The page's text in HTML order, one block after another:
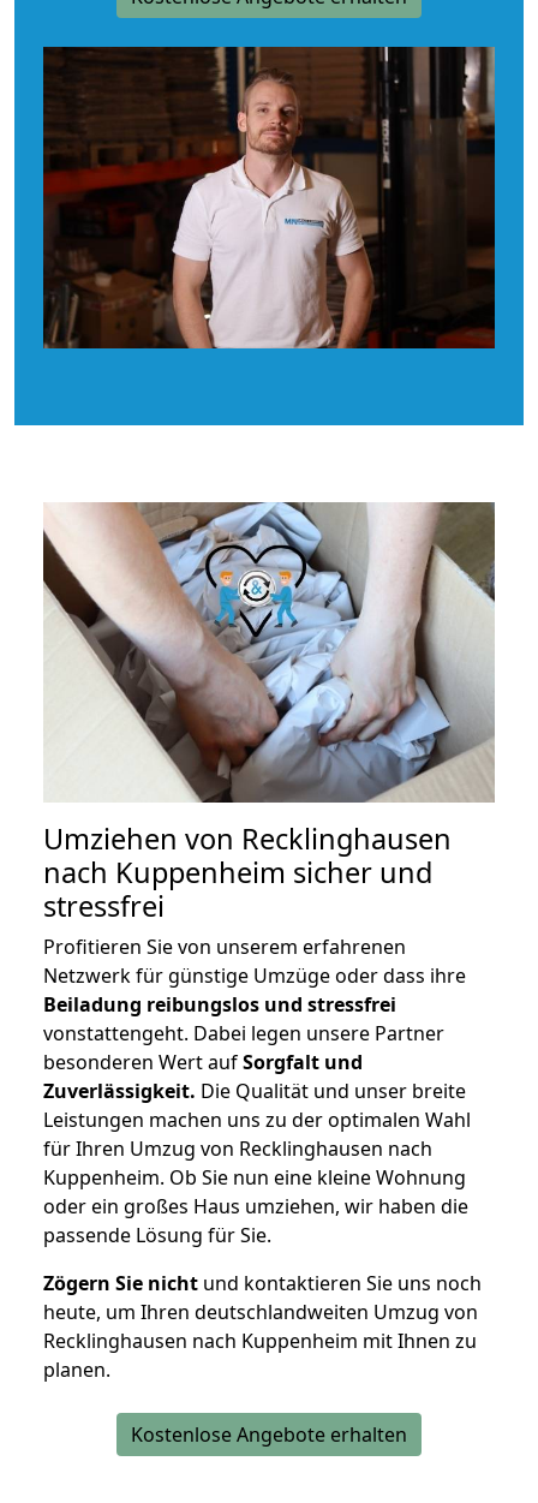
Umziehen von Recklinghausen
nach Kuppenheim sicher und
stressfrei
Profitieren Sie von unserem erfahrenen
Netzwerk für günstige Umzüge oder dass ihre
Beiladung reibungslos und stressfrei
vonstattengeht. Dabei legen unsere Partner
besonderen Wert aufSorgfalt und
Zuverlässigkeit. Die Qualität und unser breite
Leistungen machen uns zu der optimalen Wahl
für Ihren Umzug von Recklinghausen nach
Kuppenheim. Ob Sie nun eine kleine Wohnung
oder ein großes Haus umziehen, wir haben die
passende Lösung für Sie.
Zögern Sie nicht und kontaktieren Sie uns noch
heute, um Ihren deutschlandweiten Umzug von
Recklinghausen nach Kuppenheim mit Ihnen zu
planen.
Kostenlose Angebote erhalten